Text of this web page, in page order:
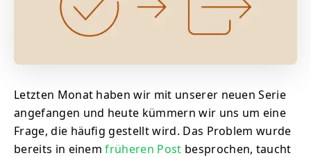
Letzten Monat haben wir mit unserer neuen Serie
angefangen und heute kümmern wir uns um eine
Frage, die häufig gestellt wird. Das Problem wurde
bereits in einemfrüheren Post besprochen, taucht